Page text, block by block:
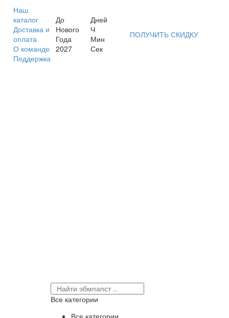
Наш
каталог
Доставка и
оплата
О команде
Поддержка
До
Нового
Года
2027
Дней
Ч
Мин
Сек
ПОЛУЧИТЬ СКИДКУ
Все категории